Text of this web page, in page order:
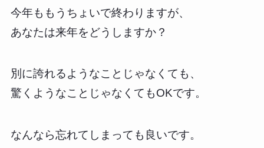
今年ももうちょいで終わりますが、
あなたは来年をどうしますか？
別に誇れるようなことじゃなくても、
驚くようなことじゃなくてもOKです。
なんなら忘れてしまっても良いです。